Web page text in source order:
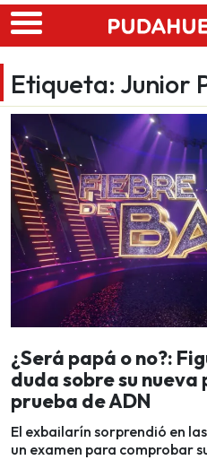
Skip to main content
Etiqueta: Junior
¿Será papá o no?:
duda sobre su
prueba de ADN
El exbailarín sorprendió en
un examen para comprobar